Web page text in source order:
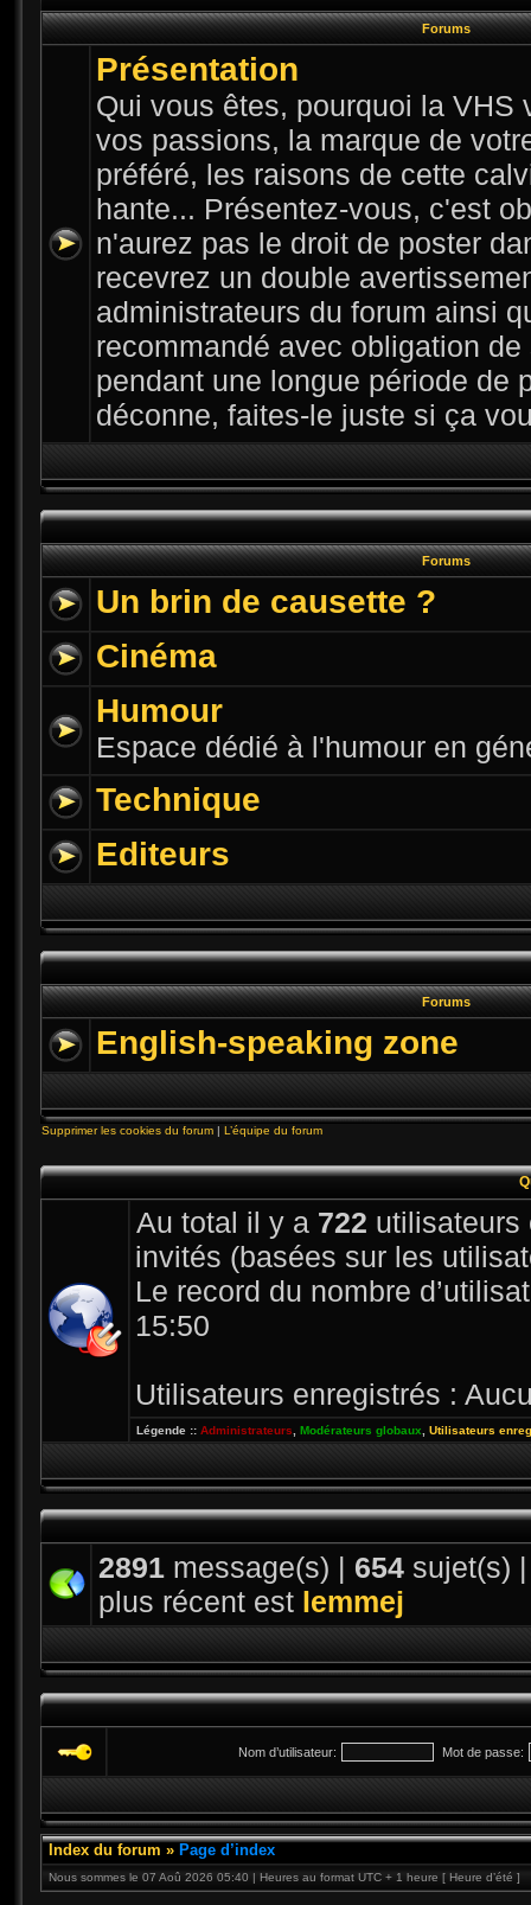
Forums
Présentation
Qui vous êtes, pourquoi la VHS
vos passions, la marque de
préféré, les raisons de cette
hante... Présentez-vous, c'est
n'aurez pas le droit de poster
recevrez un double
administrateurs du forum ainsi
recommandé avec obligation
pendant une longue période de
déconne, faites-le juste si ça
Forums
Un brin de causette ?
Cinéma
Humour
Espace dédié à l'humour en
Technique
Editeurs
Forums
English-speaking zone
Supprimer les cookies du forum | L’équipe du forum
Au total il y a 722 utilisateurs
invités (basées sur les
Le record du nombre
15:50
Utilisateurs enregistrés :
Légende :: Administrateurs Modérateurs globaux Utilisateurs
2891 message(s) | 654 sujet(s)
plus récent est lemmej
Nom d’utilisateur: Mot de passe:
Index du forum » Page d’index
Nous sommes le 07 Aoû 2026 05:40 | Heures au format UTC + 1 heure [ Heure d’été ]